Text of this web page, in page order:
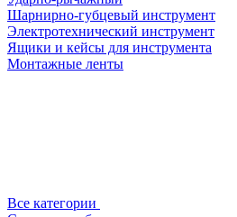
Шарнирно-губцевый инструмент
Электротехнический инструмент
Ящики и кейсы для инструмента
Монтажные ленты
Все категории